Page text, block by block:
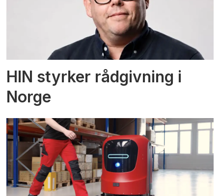
HIN styrker rådgivning i
Norge